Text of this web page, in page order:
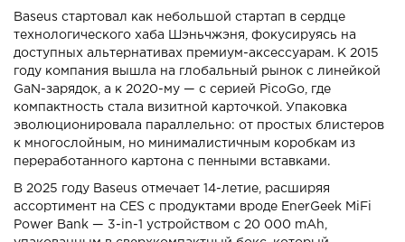
Baseus стартовал как небольшой стартап в сердце
технологического хаба Шэньчжэня, фокусируясь на
доступных альтернативах премиум-аксессуарам. К 2015
году компания вышла на глобальный рынок с линейкой
GaN-зарядок, а к 2020-му — с серией PicoGo, где
компактность стала визитной карточкой. Упаковка
эволюционировала параллельно: от простых блистеров
к многослойным, но минималистичным коробкам из
переработанного картона с пенными вставками.
В 2025 году Baseus отмечает 14-летие, расширяя
ассортимент на CES с продуктами вроде EnerGeek MiFi
Power Bank — 3-in-1 устройством с 20 000 mAh,